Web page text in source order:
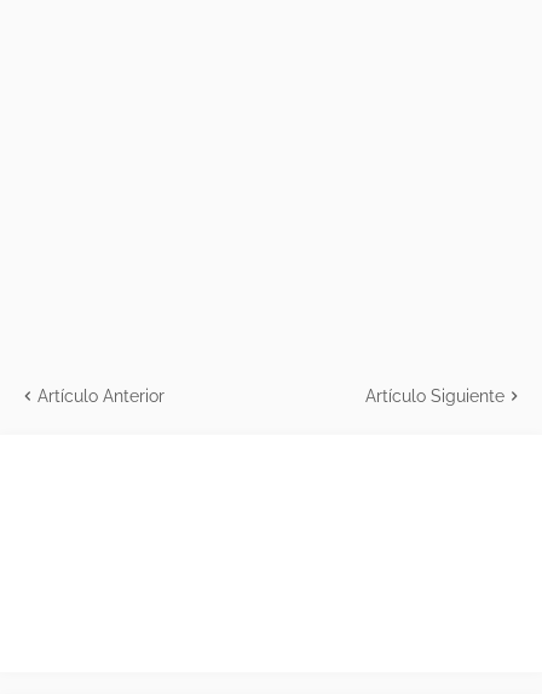
Artículo Anterior Artículo Siguiente